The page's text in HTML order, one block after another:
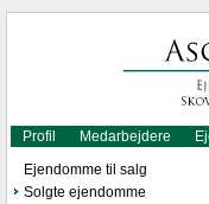
Profil Medarbejdere
Ejendomme til salg
Solgte ejendomme